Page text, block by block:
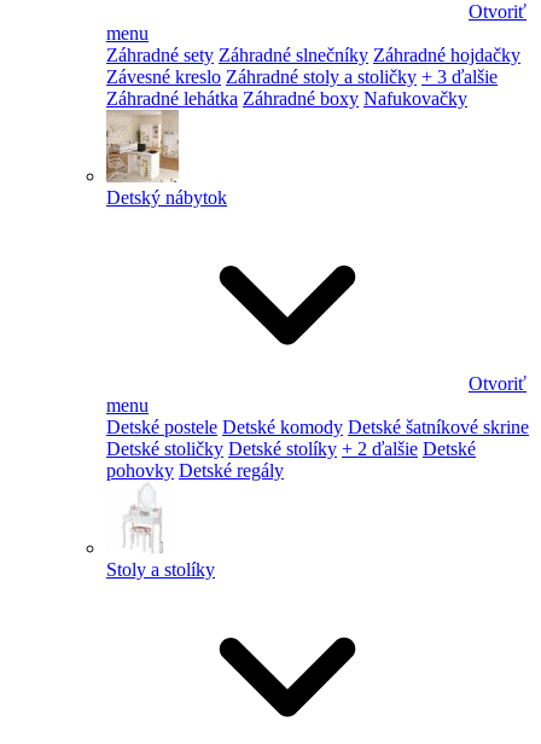
Otvoriť
menu
Záhradné sety Záhradné slnečníky Záhradné hojdačky
Závesné kreslo Záhradné stoly a stoličky + 3 ďalšie
Záhradné lehátka Záhradné boxy Nafukovačky
Detský nábytok
Otvoriť
menu
Detské postele Detské komody Detské šatníkové skrine
Detské stoličky Detské stolíky + 2 ďalšie Detské
pohovky Detské regály
Stoly a stolíky